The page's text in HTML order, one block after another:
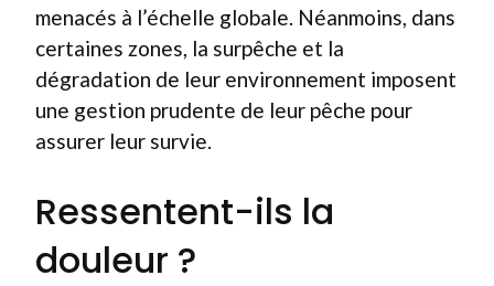
menacés à l’échelle globale. Néanmoins, dans
certaines zones, la surpêche et la
dégradation de leur environnement imposent
une gestion prudente de leur pêche pour
assurer leur survie.
Ressentent-ils la
douleur ?